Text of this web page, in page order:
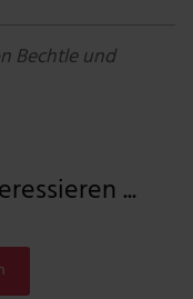
Bechtle und
...